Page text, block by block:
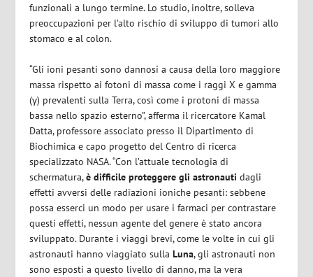
funzionali a lungo termine. Lo studio, inoltre, solleva
preoccupazioni per l’alto rischio di sviluppo di tumori allo
stomaco e al colon.
“Gli ioni pesanti sono dannosi a causa della loro maggiore
massa rispetto ai fotoni di massa come i raggi X e gamma
(γ) prevalenti sulla Terra, così come i protoni di massa
bassa nello spazio esterno”, afferma il ricercatore Kamal
Datta, professore associato presso il Dipartimento di
Biochimica e capo progetto del Centro di ricerca
specializzato NASA. “Con l’attuale tecnologia di
schermatura,è difficile proteggere gli astronautidagli
effetti avversi delle radiazioni ioniche pesanti: sebbene
possa esserci un modo per usare i farmaci per contrastare
questi effetti, nessun agente del genere è stato ancora
sviluppato. Durante i viaggi brevi, come le volte in cui gli
astronauti hanno viaggiato sullaLuna, gli astronauti non
sono esposti a questo livello di danno, ma la vera